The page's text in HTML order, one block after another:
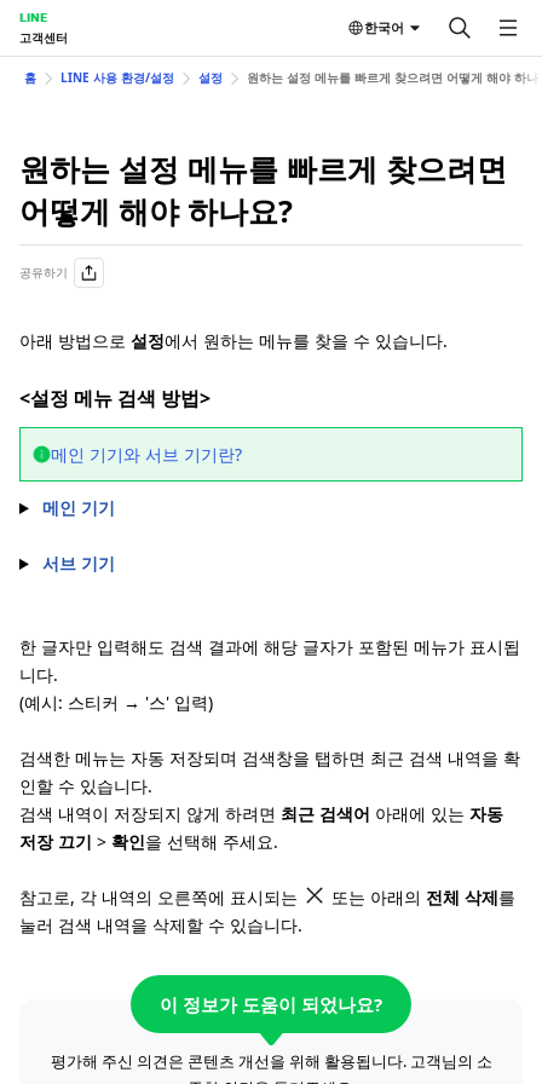
LINE
고객센터
한국어
홈 LINE 사용 환경/설정 설정 원하는 설정 메뉴를 빠르게 찾으려면 어떻게 해야 하나
원하는 설정 메뉴를 빠르게 찾으려면
어떻게 해야 하나요?
공유하기
아래 방법으로 설정에서 원하는 메뉴를 찾을 수 있습니다.
<설정 메뉴 검색 방법>
메인 기기와 서브 기기란?
메인 기기
서브 기기
한 글자만 입력해도 검색 결과에 해당 글자가 포함된 메뉴가 표시됩
니다.
(예시: 스티커 → '스' 입력)
검색한 메뉴는 자동 저장되며 검색창을 탭하면 최근 검색 내역을 확
인할 수 있습니다.
검색 내역이 저장되지 않게 하려면 최근 검색어 아래에 있는 자동
저장 끄기 > 확인을 선택해 주세요.
참고로, 각 내역의 오른쪽에 표시되는 또는 아래의 전체 삭제를
눌러 검색 내역을 삭제할 수 있습니다.
이 정보가 도움이 되었나요?
평가해 주신 의견은 콘텐츠 개선을 위해 활용됩니다. 고객님의 소